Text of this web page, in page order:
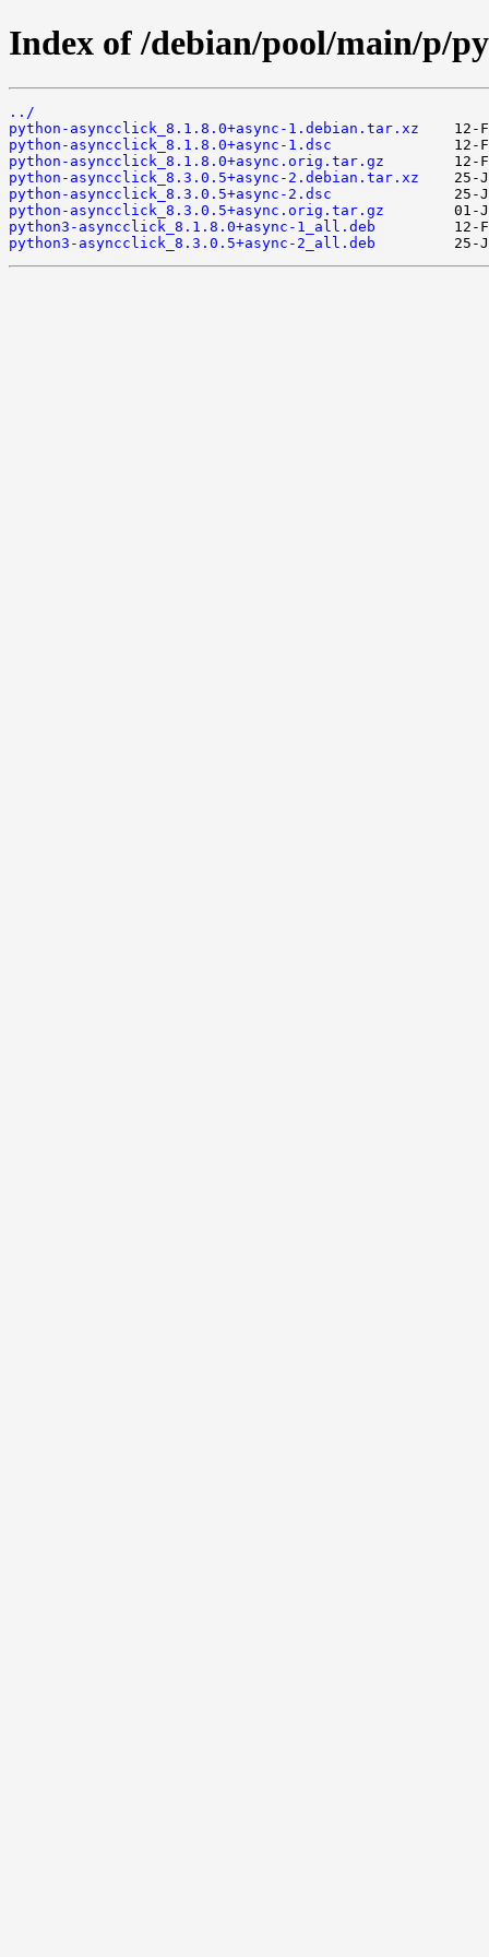
Index of /debian/pool/main/p/
../
python-asyncclick_8.1.8.0+async-1.debian.tar.xz
python-asyncclick_8.1.8.0+async-1.dsc
python-asyncclick_8.1.8.0+async.orig.tar.gz
python-asyncclick_8.3.0.5+async-2.debian.tar.xz
python-asyncclick_8.3.0.5+async-2.dsc
python-asyncclick_8.3.0.5+async.orig.tar.gz
python3-asyncclick_8.1.8.0+async-1_all.deb
python3-asyncclick_8.3.0.5+async-2_all.deb